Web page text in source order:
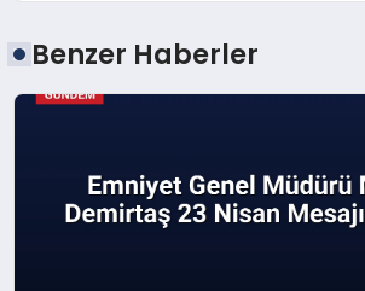
Benzer Haberler